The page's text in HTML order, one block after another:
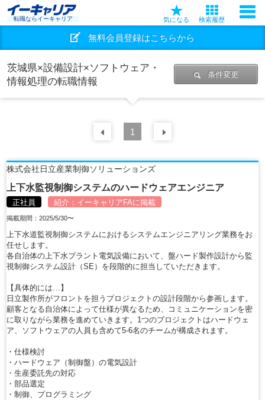
転職ならイーキャリア 気になる 検索履歴
無料会員登録はこちらから
茨城県×設備設計×ソフトウェア・
情報処理の転職情報
条件変更
前の 件
1
株式会社日立産業制御ソリューションズ
上下水監視制御システムのハードウェアエンジニア
正社員 紹介： イーキャリアFAに掲載
掲載期間：2025/5/30〜
上下水道監視制御システムにおけるシステムエンジニアリング業務をお
任せします。
各自治体の上下水プラント電気設備において、盤ハード製作設計から監
視制御システム設計（SE）を段階的に担当していただきます。
【具体的には…】
日立製作所がフロントを担うプロジェクトの設計段階から参画します。
顧客となる自治体によって仕様が異なるため、コミュニケーションを密
に取りながら業務を進めていきます。1つのプロジェクトはハードウェ
ア、ソフトウェアの人員も含めて5-6名のチームが構成されます。
・仕様検討
・ハードウェア（制御盤）の電気設計
・生産委託先の対応
・部品選定
・制御、プログラミング